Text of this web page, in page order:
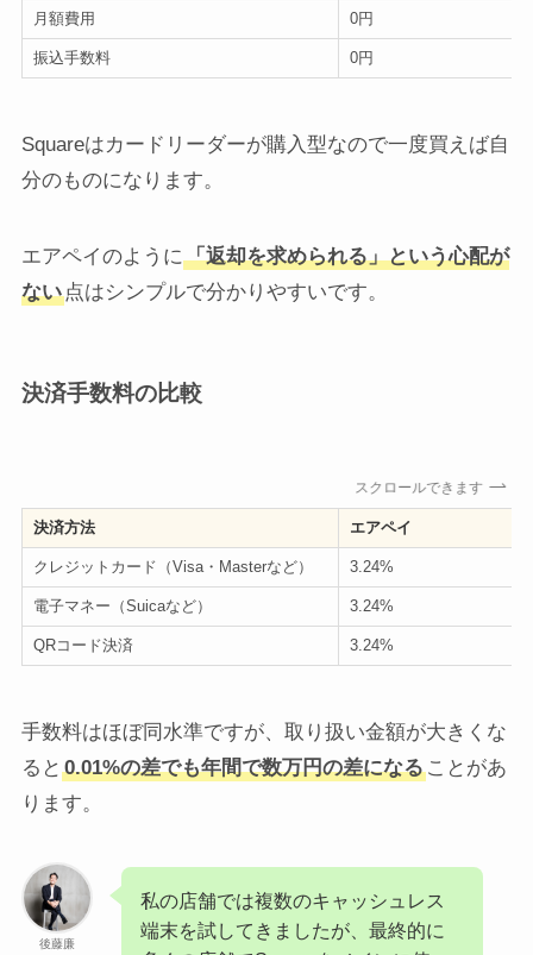
月額費用 0円
振込手数料 0円
Squareはカードリーダーが購入型なので一度買えば自
分のものになります。
エアペイのように「返却を求められる」という心配が
ない点はシンプルで分かりやすいです。
決済手数料の比較
スクロールできます
決済方法 エアペイ
クレジットカード（Visa・Masterなど） 3.24%
電子マネー（Suicaなど） 3.24%
QRコード決済 3.24%
手数料はほぼ同水準ですが、取り扱い金額が大きくな
ると 0.01%の差でも年間で数万円の差になることがあ
ります。
後藤廉
私の店舗では複数のキャッシュレス
端末を試してきましたが、最終的に